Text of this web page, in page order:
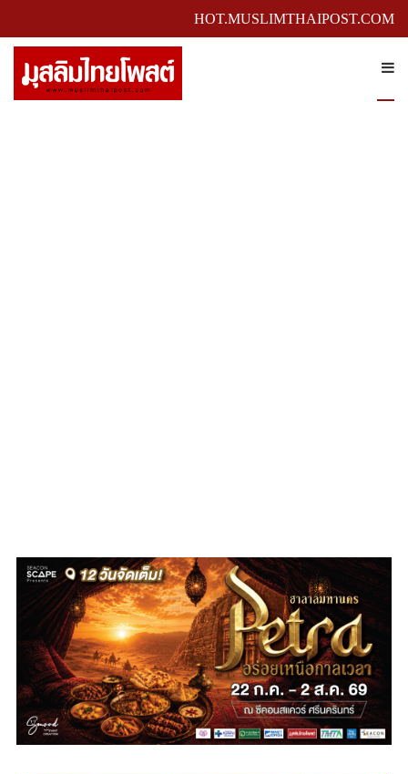
HOT.MUSLIMTHAIPOST.COM